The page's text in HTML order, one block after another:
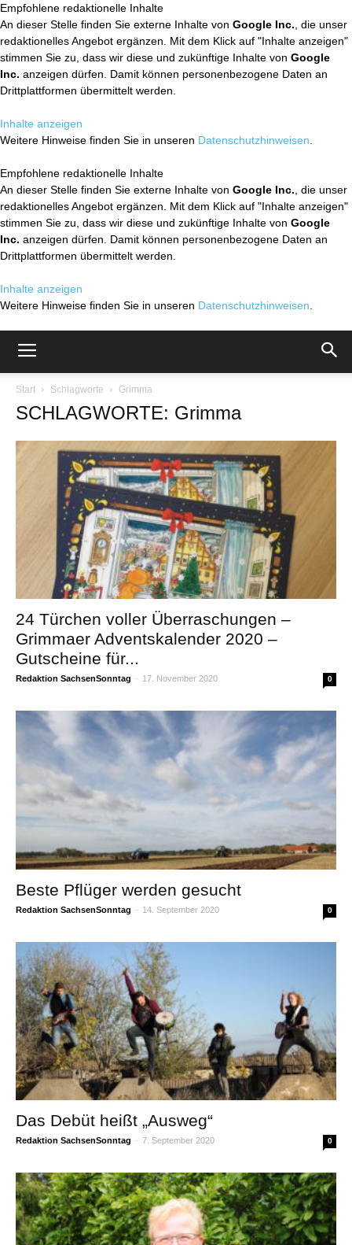
Empfohlene redaktionelle Inhalte
An dieser Stelle finden Sie externe Inhalte von Google Inc. , die unser
redaktionelles Angebot ergänzen. Mit dem Klick auf "Inhalte anzeigen"
stimmen Sie zu, dass wir diese und zukünftige Inhalte von Google
Inc. anzeigen dürfen. Damit können personenbezogene Daten an
Drittplattformen übermittelt werden.
Inhalte anzeigen
Weitere Hinweise finden Sie in unseren Datenschutzhinweisen
Empfohlene redaktionelle Inhalte
An dieser Stelle finden Sie externe Inhalte von Google Inc. , die unser
redaktionelles Angebot ergänzen. Mit dem Klick auf "Inhalte anzeigen"
stimmen Sie zu, dass wir diese und zukünftige Inhalte von Google
Inc. anzeigen dürfen. Damit können personenbezogene Daten an
Drittplattformen übermittelt werden.
Inhalte anzeigen
Weitere Hinweise finden Sie in unseren Datenschutzhinweisen
Start Schlagworte Grimma
SCHLAGWORTE: Grimma
24 Türchen voller Überraschungen –
Grimmaer Adventskalender 2020 –
Gutscheine für...
Redaktion SachsenSonntag - 17. November 2020 0
Beste Pflüger werden gesucht
Redaktion SachsenSonntag - 14. September 2020 0
Das Debüt heißt „Ausweg“
Redaktion SachsenSonntag - 7. September 2020 0